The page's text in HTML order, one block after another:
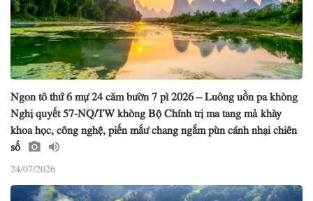
Ngon tô thứ 6 mự 24 căm bườn 7 pì 2026 – Luông uồn pa khòng
Nghị quyết 57-NQ/TW khòng Bộ Chính trị ma tang mả khày
khoa học, công nghệ, piến mắư chang ngắm pùn cánh nhại chiên
số
24/07/2026